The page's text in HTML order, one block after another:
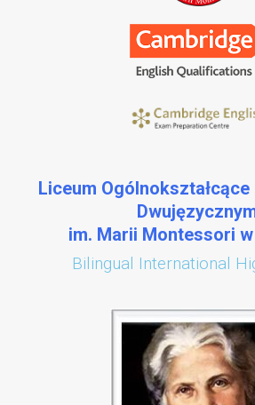
Liceum Ogólnokształcące
im. Marii Montessori
Bilingual International